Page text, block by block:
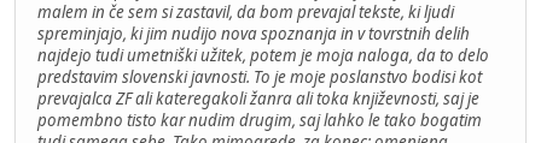
malem in če sem si zastavil, da bom prevajal tekste, ki ljudi
spreminjajo, ki jim nudijo nova spoznanja in v tovrstnih delih
najdejo tudi umetniški užitek, potem je moja naloga, da to delo
predstavim slovenski javnosti. To je moje poslanstvo bodisi kot
prevajalca ZF ali kateregakoli žanra ali toka književnosti, saj je
pomembno tisto kar nudim drugim, saj lahko le tako bogatim